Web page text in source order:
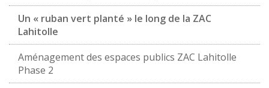
Un « ruban vert planté » le long de la ZAC
Lahitolle
Aménagement des espaces publics ZAC Lahitolle
Phase 2